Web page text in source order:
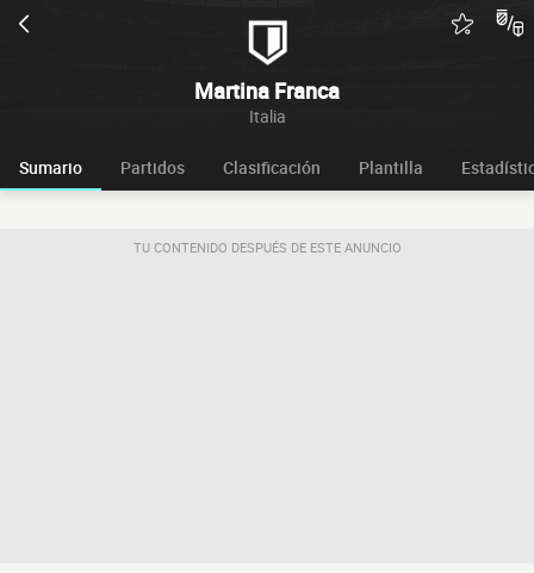
Martina Franca
Italia
Sumario Partidos Clasificación Plantilla
TU CONTENIDO DESPUÉS DE ESTE ANUNCIO